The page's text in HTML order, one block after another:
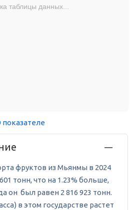
таблицы данных...
показателе
фруктов из Мьянмы в 2024
тонн, что на 1.23% больше,
он был равен 2 816 923 тонн.
в этом государстве растет